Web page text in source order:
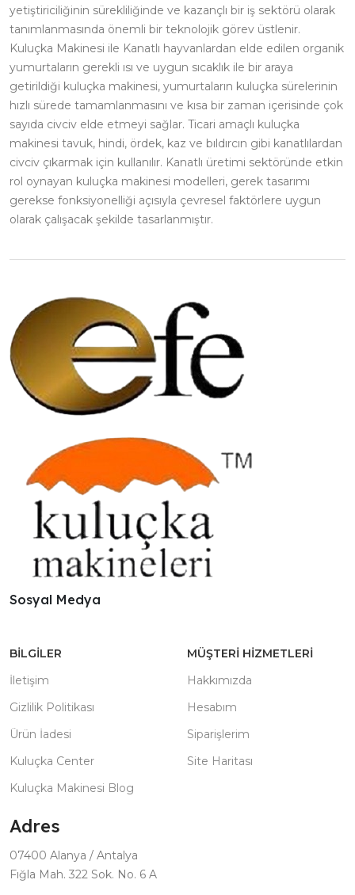
yetiştiriciliğinin sürekliliğinde ve kazançlı bir iş sektörü olarak
tanımlanmasında önemli bir teknolojik görev üstlenir.
Kuluçka Makinesi ile Kanatlı hayvanlardan elde edilen organik
yumurtaların gerekli ısı ve uygun sıcaklık ile bir araya
getirildiği kuluçka makinesi, yumurtaların kuluçka sürelerinin
hızlı sürede tamamlanmasını ve kısa bir zaman içerisinde çok
sayıda civciv elde etmeyi sağlar. Ticari amaçlı kuluçka
makinesi tavuk, hindi, ördek, kaz ve bıldırcın gibi kanatlılardan
civciv çıkarmak için kullanılır. Kanatlı üretimi sektöründe etkin
rol oynayan kuluçka makinesi modelleri, gerek tasarımı
gerekse fonksiyonelliği açısıyla çevresel faktörlere uygun
olarak çalışacak şekilde tasarlanmıştır.
Sosyal Medya
BILGILER
İletişim
Gizlilik Politikası
Ürün İadesi
Kuluçka Center
Kuluçka Makinesi Blog
MÜŞTERI HIZMETLERI
Hakkımızda
Hesabım
Siparişlerim
Site Haritası
Adres
07400 Alanya / Antalya
Fığla Mah. 322 Sok. No. 6 A